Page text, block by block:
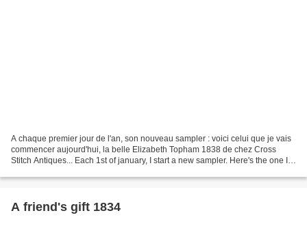
A chaque premier jour de l'an, son nouveau sampler : voici celui que je vais
commencer aujourd'hui, la belle Elizabeth Topham 1838 de chez Cross
Stitch Antiques... Each 1st of january, I start a new sampler. Here's the one I'll
A friend's gift 1834